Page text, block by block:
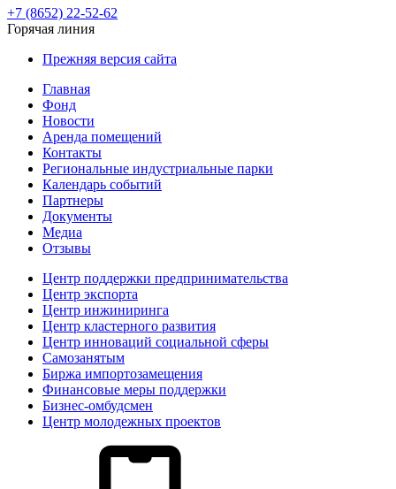
+7 (8652) 22-52-62
Горячая линия
Прежняя версия сайта
Главная
Фонд
Новости
Аренда помещений
Контакты
Региональные индустриальные парки
Календарь событий
Партнеры
Документы
Медиа
Отзывы
Центр поддержки предпринимательства
Центр экспорта
Центр инжиниринга
Центр кластерного развития
Центр инноваций социальной сферы
Cамозанятым
Биржа импортозамещения
Финансовые меры поддержки
Бизнес-омбудсмен
Центр молодежных проектов